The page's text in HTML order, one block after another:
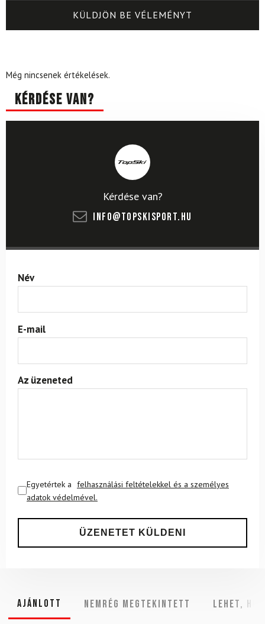
Még nincsenek értékelések.
Kérdése van?
Kérdése van?
info@topskisport.hu
Név
E-mail
Az üzeneted
Egyetértek a felhasználási feltételekkel és a személyes
adatok védelmével.
Ajánlott NEMRÉG MEGTEKINTETT Lehet,